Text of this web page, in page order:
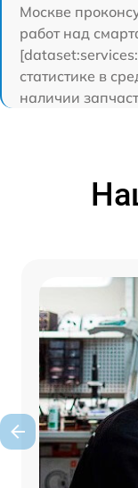
Москве
работ над
статистике в
наличии